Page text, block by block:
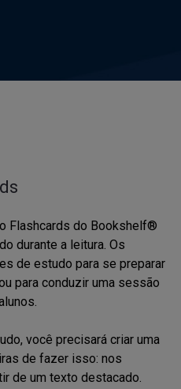
Flashcards do Bookshelf®
durante a leitura. Os
de estudo para se preparar
para conduzir uma sessão
você precisará criar uma
de fazer isso: nos
de um texto destacado.